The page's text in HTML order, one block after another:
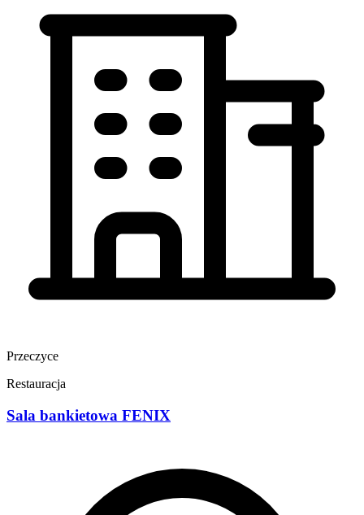
Przeczyce
Restauracja
Sala bankietowa FENIX